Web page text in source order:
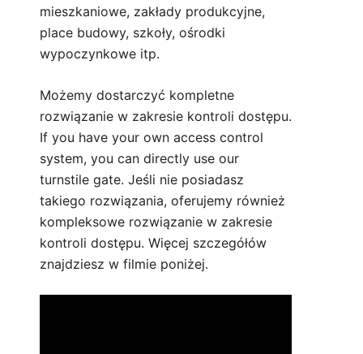
mieszkaniowe, zakłady produkcyjne,
place budowy, szkoły, ośrodki
wypoczynkowe itp.
Możemy dostarczyć kompletne
rozwiązanie w zakresie kontroli dostępu.
If you have your own access control
system, you can directly use our
turnstile gate. Jeśli nie posiadasz
takiego rozwiązania, oferujemy również
kompleksowe rozwiązanie w zakresie
kontroli dostępu. Więcej szczegółów
znajdziesz w filmie poniżej.